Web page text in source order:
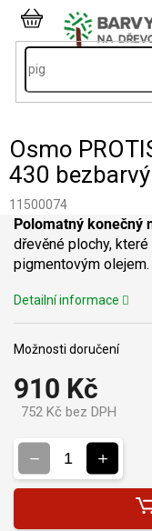
Přejít
obsahNÁKUPNÍ
KOŠÍK
Osmo
430 bezbarvý
11500074
910 Kč
752 Kč bez DPH
Možnosti doručení
Polomatný konečný
dřevěné plochy,
pigmentovým olejem.
Detailní informace